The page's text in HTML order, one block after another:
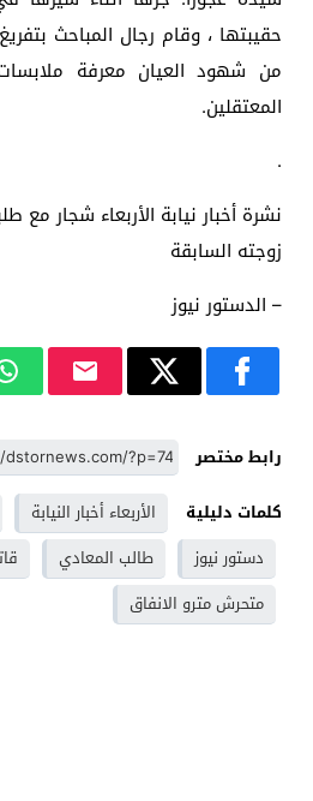
حقيبتها ، وقام رجال المباحث
من شهود العيان معرفة
المعتقلين.
.
نشرة أخبار نيابة الأربعاء شجار مع
زوجته السابقة
– الدستور نيوز
رابط مختصر
كلمات دليلية
الأربعاء أخبار النيابة
دستور نيوز
طالب المعادي
متحرش مترو الانفاق